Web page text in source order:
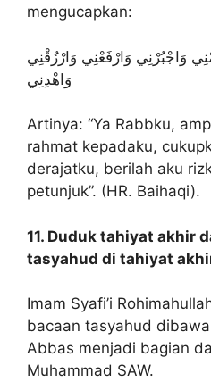
mengucapkan:
وَاجْبُرْنِي وَارْفَعْنِي وَارْزُقْنِي
وَاهْدِنِي
Artinya: “Ya Rabbku,
rahmat kepadaku,
derajatku, berilah aku
petunjuk”. (HR. Baihaqi).
11. Duduk tahiyat akhir
tasyahud di tahiyat
Imam Syafi’i
bacaan tasyahud
Abbas menjadi bagian
Muhammad SAW.